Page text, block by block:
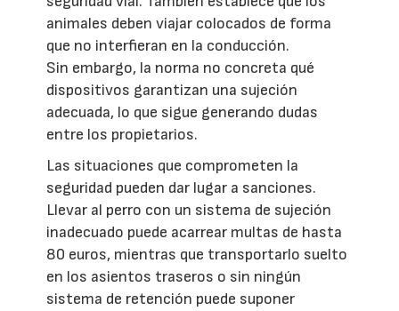
animales deben viajar colocados de forma
que no interfieran en la conducción.
Sin embargo, la norma no concreta qué
dispositivos garantizan una sujeción
adecuada, lo que sigue generando dudas
entre los propietarios.
Las situaciones que comprometen la
seguridad pueden dar lugar a sanciones.
Llevar al perro con un sistema de sujeción
inadecuado puede acarrear multas de hasta
80 euros, mientras que transportarlo suelto
en los asientos traseros o sin ningún
sistema de retención puede suponer